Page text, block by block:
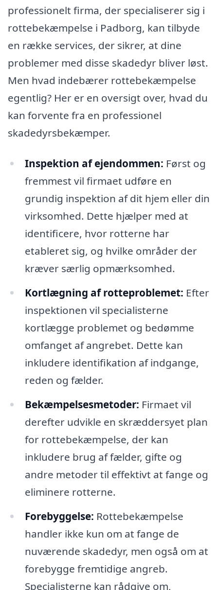
professionelt firma, der specialiserer sig i
rottebekæmpelse i Padborg, kan tilbyde
en række services, der sikrer, at dine
problemer med disse skadedyr bliver løst.
Men hvad indebærer rottebekæmpelse
egentlig? Her er en oversigt over, hvad du
kan forvente fra en professionel
skadedyrsbekæmper.
Inspektion af ejendommen: Først og
fremmest vil firmaet udføre en
grundig inspektion af dit hjem eller din
virksomhed. Dette hjælper med at
identificere, hvor rotterne har
etableret sig, og hvilke områder der
kræver særlig opmærksomhed.
Kortlægning af rotteproblemet: Efter
inspektionen vil specialisterne
kortlægge problemet og bedømme
omfanget af angrebet. Dette kan
inkludere identifikation af indgange,
reden og fælder.
Bekæmpelsesmetoder: Firmaet vil
derefter udvikle en skræddersyet plan
for rottebekæmpelse, der kan
inkludere brug af fælder, gifte og
andre metoder til effektivt at fange og
eliminere rotterne.
Forebyggelse: Rottebekæmpelse
handler ikke kun om at fange de
nuværende skadedyr, men også om at
forebygge fremtidige angreb.
Specialisterne kan rådgive om,